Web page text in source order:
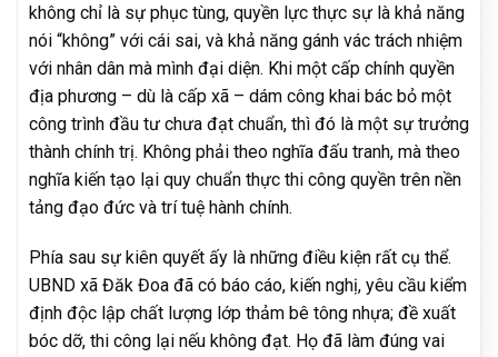
không chỉ là sự phục tùng, quyền lực thực sự là khả năng
nói “không” với cái sai, và khả năng gánh vác trách nhiệm
với nhân dân mà mình đại diện. Khi một cấp chính quyền
địa phương – dù là cấp xã – dám công khai bác bỏ một
công trình đầu tư chưa đạt chuẩn, thì đó là một sự trưởng
thành chính trị. Không phải theo nghĩa đấu tranh, mà theo
nghĩa kiến tạo lại quy chuẩn thực thi công quyền trên nền
tảng đạo đức và trí tuệ hành chính.
Phía sau sự kiên quyết ấy là những điều kiện rất cụ thể.
UBND xã Đăk Đoa đã có báo cáo, kiến nghị, yêu cầu kiểm
định độc lập chất lượng lớp thảm bê tông nhựa; đề xuất
bóc dỡ, thi công lại nếu không đạt. Họ đã làm đúng vai